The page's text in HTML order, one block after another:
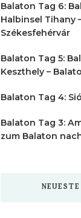
Balaton Tag 6:
Halbinsel Tihany
Székesfehérvár
Balaton Tag 5:
Keszthely –
Balaton Tag 4:
Balaton Tag 3:
zum Balaton